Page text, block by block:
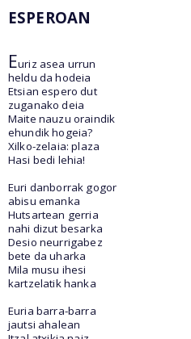
ESPEROAN
Euriz asea urrun
heldu da hodeia
Etsian espero dut
zuganako deia
Maite nauzu oraindik
ehundik hogeia?
Xilko-zelaia: plaza
Hasi bedi lehia!
Euri danborrak gogor
abisu emanka
Hutsartean gerria
nahi dizut besarka
Desio neurrigabez
bete da uharka
Mila musu ihesi
kartzelatik hanka
Euria barra-barra
jautsi ahalean